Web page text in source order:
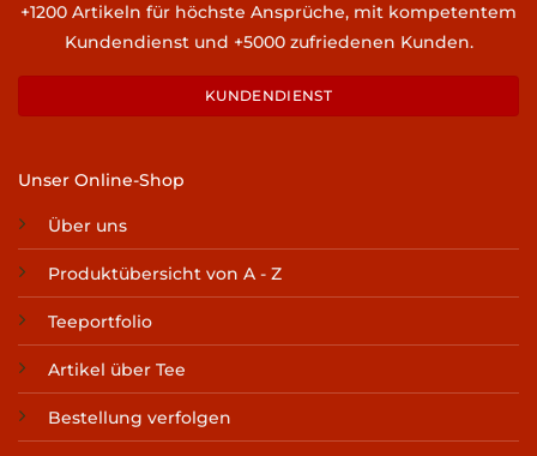
+1200 Artikeln für höchste Ansprüche, mit kompetentem
Kundendienst und +5000 zufriedenen Kunden.
KUNDENDIENST
Unser Online-Shop
Über uns
Produktübersicht von A - Z
Teeportfolio
Artikel über Tee
Bestellung verfolgen